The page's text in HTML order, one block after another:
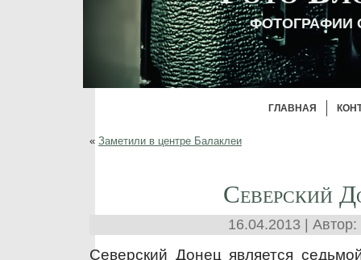
ФОТОГРАФИИ
ГЛАВНАЯ
« Заметили в центре Балаклеи
Северский
16.04.2013 | Автор:
Северский Донец является